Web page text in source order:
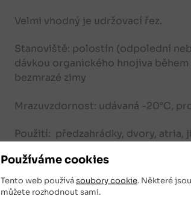
Používáme cookies
Tento web používásoubory cookie. Některé
můžete rozhodnout sami.
Velmi vhodný je udržovací řez.
Stanoviště: polostín (odpolední
dávkou organického hnojiva
bezmrazé zimy
Mrazuvzdornost: udávaná -20°C,
Použití: předzahrádky, dvory,
Nabízené sazenice: